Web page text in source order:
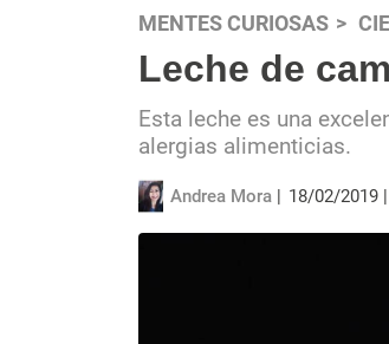
MENTES CURIOSAS
Leche de
Esta leche es una
alergias alimenticias.
Andrea Mora 18/02/2019